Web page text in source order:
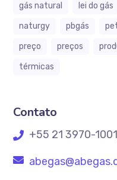
gás natural
lei do gás
naturgy
pbgás
preço
preços
térmicas
Contato
+55 21 3970-